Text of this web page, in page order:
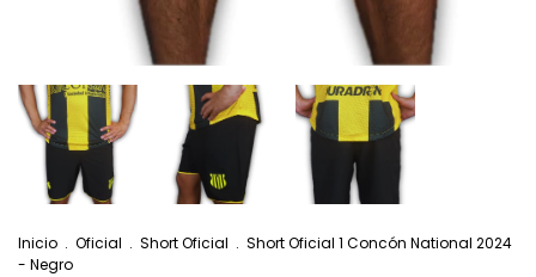
Inicio . Oficial . Short Oficial . Short Oficial 1 Concón National 2024
- Negro